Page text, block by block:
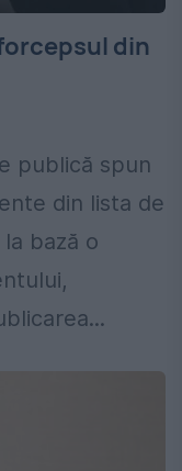
din
publică spun
din lista de
bază o